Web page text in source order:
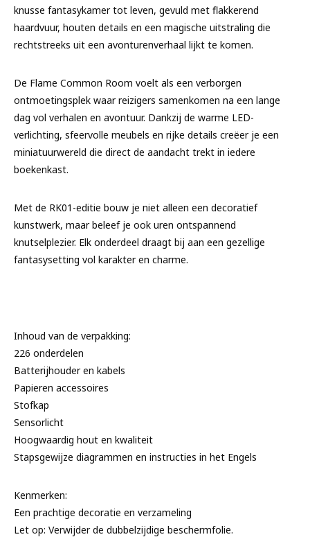
knusse fantasykamer tot leven, gevuld met flakkerend
haardvuur, houten details en een magische uitstraling die
rechtstreeks uit een avonturenverhaal lijkt te komen.
De Flame Common Room voelt als een verborgen
ontmoetingsplek waar reizigers samenkomen na een lange
dag vol verhalen en avontuur. Dankzij de warme LED-
verlichting, sfeervolle meubels en rijke details creëer je een
miniatuurwereld die direct de aandacht trekt in iedere
boekenkast.
Met de RK01-editie bouw je niet alleen een decoratief
kunstwerk, maar beleef je ook uren ontspannend
knutselplezier. Elk onderdeel draagt bij aan een gezellige
fantasysetting vol karakter en charme.
Inhoud van de verpakking:
226 onderdelen
Batterijhouder en kabels
Papieren accessoires
Stofkap
Sensorlicht
Hoogwaardig hout en kwaliteit
Stapsgewijze diagrammen en instructies in het Engels
Kenmerken:
Een prachtige decoratie en verzameling
Let op: Verwijder de dubbelzijdige beschermfolie.